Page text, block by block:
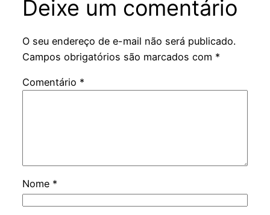
Deixe um comentário
O seu endereço de e-mail não será publicado.
Campos obrigatórios são marcados com *
Comentário *
Nome *